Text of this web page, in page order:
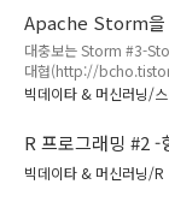
다. NodeNode는 물리
노드에 배포해봤다. 대
을 이용해서 어떻게 개
을 것이라고 생각한다.
으로 정리해서 Storm에
Storm에 대한 개념과
이자 프레임웍이다. 그
Apache Storm을
#3 -Storm 클러스
대충보는 Storm #3-
대협(http://
을 이용한 HelloStorm
정하고, 이 운영 클러
리지를 배포해보도록
클러스터를 기동하기 전
빅데이타 & 머신러닝/
R 프로그래밍 #2 -
빅데이타 & 머신러닝/R